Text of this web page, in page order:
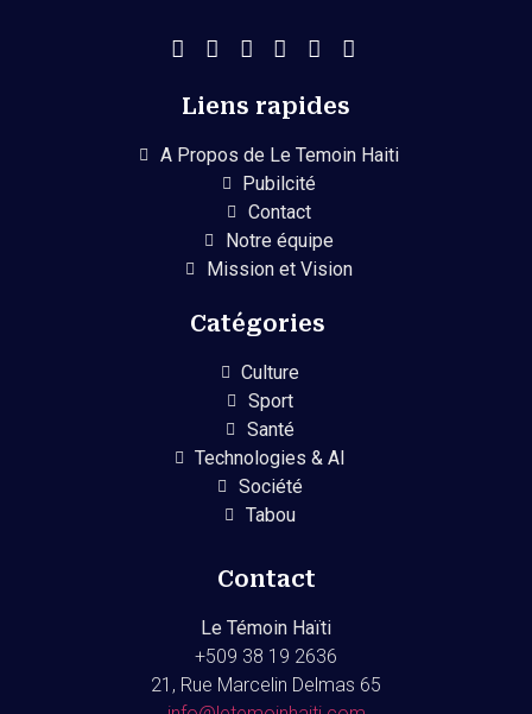
Liens rapides
A Propos de Le Temoin Haiti
Pubilcité
Contact
Notre équipe
Mission et Vision
Catégories
Culture
Sport
Santé
Technologies & AI
Société
Tabou
Contact
Le Témoin Haïti
+509 38 19 2636
21, Rue Marcelin Delmas 65